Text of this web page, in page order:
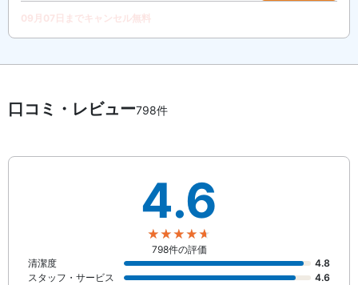
09月07日までキャンセル無料
口コミ・レビュー798件
4.6
798件の評価
清潔度
4.8
スタッフ・サービス
4.6